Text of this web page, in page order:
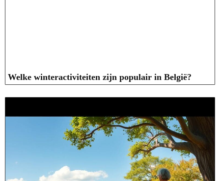
Welke winteractiviteiten zijn populair in België?